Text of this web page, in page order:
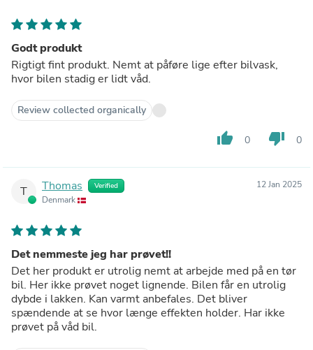
Godt produkt
Rigtigt fint produkt. Nemt at påføre lige efter bilvask,
hvor bilen stadig er lidt våd.
Review collected organically
thumb_up 0 thumb_down 0
T Thomas Verified
Denmark
12 Jan 2025
Det nemmeste jeg har prøvet!!
Det her produkt er utrolig nemt at arbejde med på en tør
bil. Her ikke prøvet noget lignende. Bilen får en utrolig
dybde i lakken. Kan varmt anbefales. Det bliver
spændende at se hvor længe effekten holder. Har ikke
prøvet på våd bil.